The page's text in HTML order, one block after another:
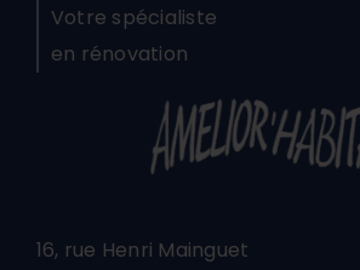
Votre spécialiste
en rénovation
16, rue Henri Mainguet